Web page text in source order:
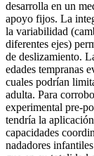
desarrolla en un
apoyo fijos. La
la variabilidad
diferentes ejes)
de deslizamiento.
edades tempranas
cuales podrían
adulta. Para
experimental pre-
tendría la
capacidades
nadadores